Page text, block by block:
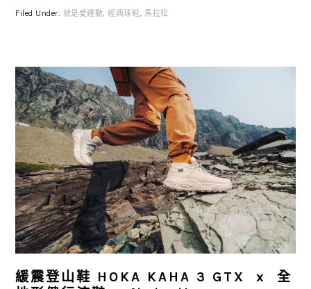
Filed Under: 就是愛運動 ,經典球鞋 馬拉松
緩震登山鞋 HOKA KAHA 3 GTX x 全